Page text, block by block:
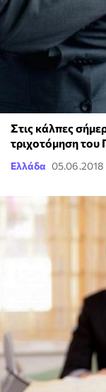
Στις κάλπες
τριχοτόμηση του
Ελλάδα 05.06.2018